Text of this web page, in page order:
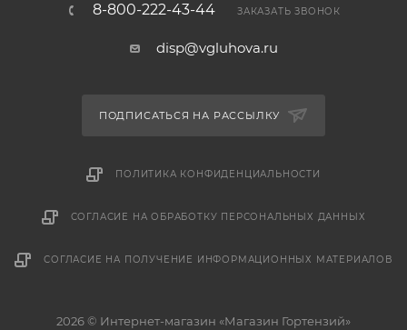
8-800-222-43-44 ЗАКАЗАТЬ ЗВОНОК
disp@vgluhova.ru
ПОДПИСАТЬСЯ НА РАССЫЛКУ
ПОЛИТИКА КОНФИДЕНЦИАЛЬНОСТИ
СОГЛАСИЕ НА ОБРАБОТКУ ПЕРСОНАЛЬНЫХ ДАННЫХ
СОГЛАСИЕ НА ПОЛУЧЕНИЕ ИНФОРМАЦИОННЫХ МАТЕРИАЛОВ
2026 © Интернет-магазин «Магазин Гортензий»